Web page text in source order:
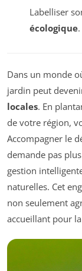
Labelliser
écologique.
Dans un monde
jardin peut
locales. En
de votre région,
Accompagner le
demande pas
gestion
naturelles. Cet
non seulement
accueillant pour